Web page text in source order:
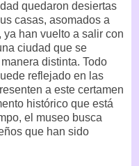
quedaron desiertas
casas, asomados a
han vuelto a salir con
ciudad que se
distinta. Todo
reflejado en las
a este certamen
histórico que está
el museo busca
que han sido